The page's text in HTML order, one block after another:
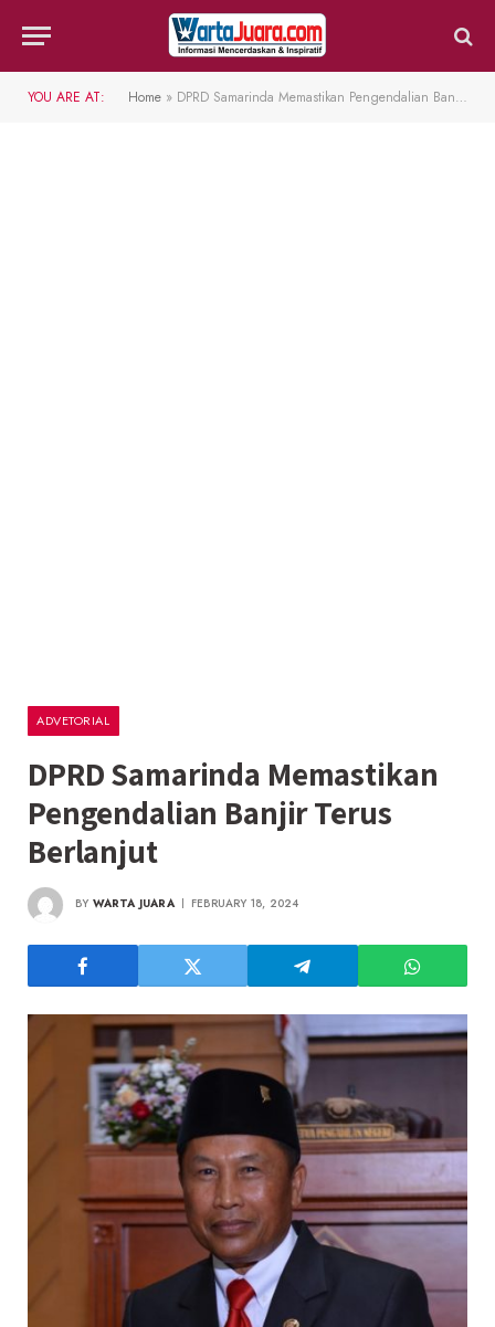
YOU ARE AT: Home » DPRD Samarinda Memastikan Pengendalian Banjir Terus Berlanjut
ADVETORIAL
DPRD Samarinda Memastikan
Pengendalian Banjir Terus
Berlanjut
BY WARTA JUARA FEBRUARY 18, 2024